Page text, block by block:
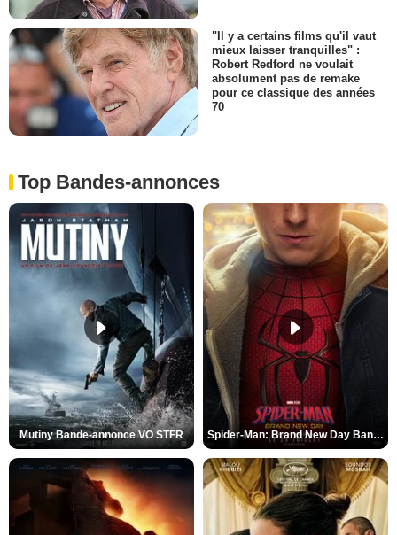
"Il y a certains films qu'il vaut
mieux laisser tranquilles" :
Robert Redford ne voulait
absolument pas de remake
pour ce classique des années
70
Top Bandes-annonces
Mutiny Bande-annonce VO STFR Spider-Man: Brand New Day Bande-annonce VO STFR